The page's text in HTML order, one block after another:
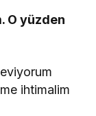
O yüzden
ihtimalim